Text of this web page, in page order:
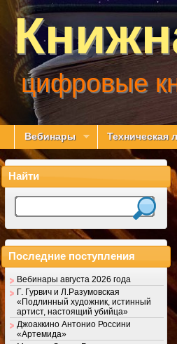
цифровые
Вебинары Техническая
Найти
Последние поступления
Вебинары августа 2026 года
Г. Гурвич и Л.Разумовская
«Подлинный художник, истинный
артист, настоящий убийца»
Джоаккино Антонио Россини
«Артемида»